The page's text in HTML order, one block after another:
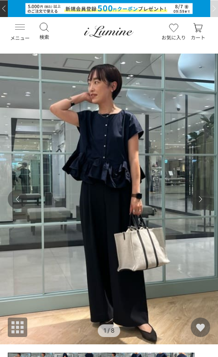
メニュー 検索 お気に入り カート
1 / 8